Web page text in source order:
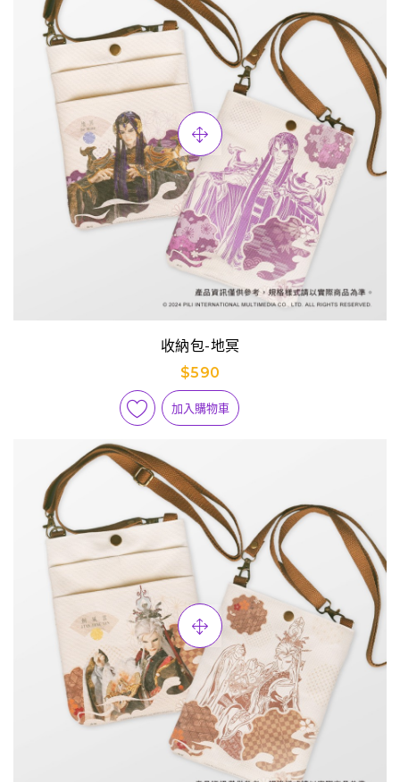
收納包-地冥
$590
加入購物車